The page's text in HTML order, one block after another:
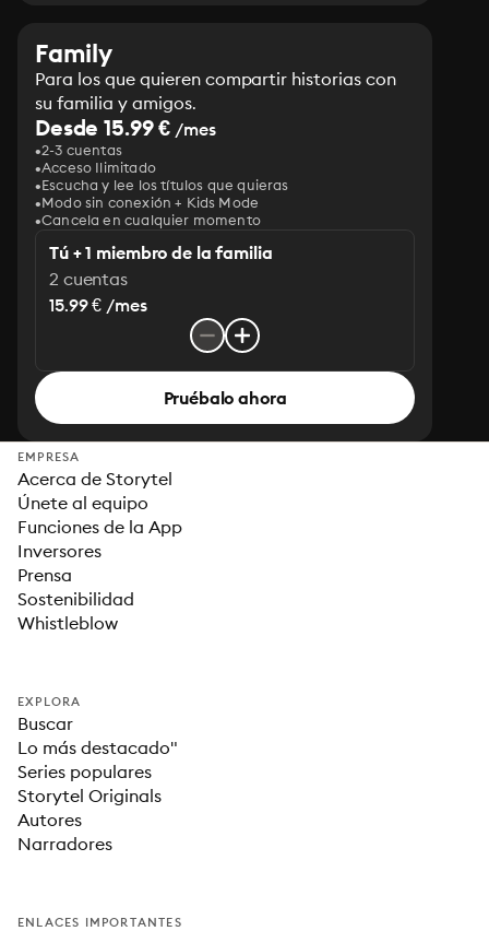
Family
Para los que quieren compartir historias con
su familia y amigos.
Desde 15.99 € /mes
2-3 cuentas
Acceso Ilimitado
Escucha y lee los títulos que quieras
Modo sin conexión + Kids Mode
Cancela en cualquier momento
Tú + 1 miembro de la familia
2 cuentas
15.99 € /mes
Pruébalo ahora
EMPRESA
Acerca de Storytel
Únete al equipo
Funciones de la App
Inversores
Prensa
Sostenibilidad
Whistleblow
EXPLORA
Buscar
Lo más destacado"
Series populares
Storytel Originals
Autores
Narradores
ENLACES IMPORTANTES